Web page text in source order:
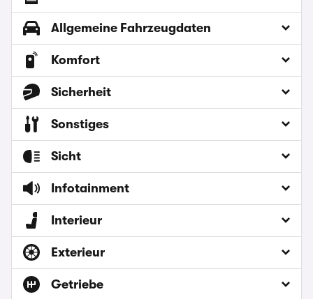
Allgemeine Fahrzeugdaten
Komfort
Sicherheit
Sonstiges
Sicht
Infotainment
Interieur
Exterieur
Getriebe